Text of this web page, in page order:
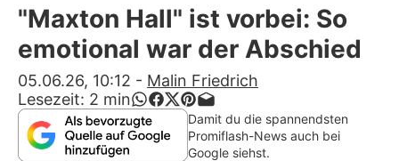
Stars
Filme & Serien
Lifestyle
Familie & Liebe
"Maxton Hall" ist vorbei: So
emotional war der Abschied
05.06.26, 10:12 - Malin Friedrich
Lesezeit: 2 min
Damit du die spannendsten
Promiflash-News auch bei
Google siehst.